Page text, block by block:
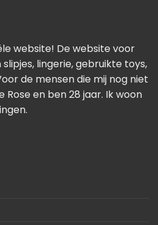
website! De website voor
lingerie, gebruikte toys,
de mensen die mij nog niet
Rose en ben 28 jaar. Ik woon